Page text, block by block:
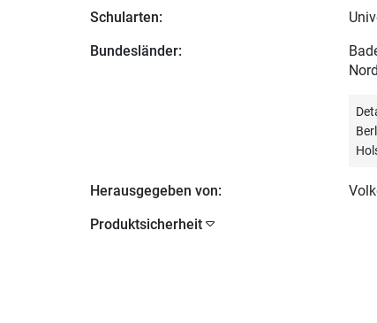
Schularten:
Bundesländer:
Herausgegeben von:
Produktsicherheit